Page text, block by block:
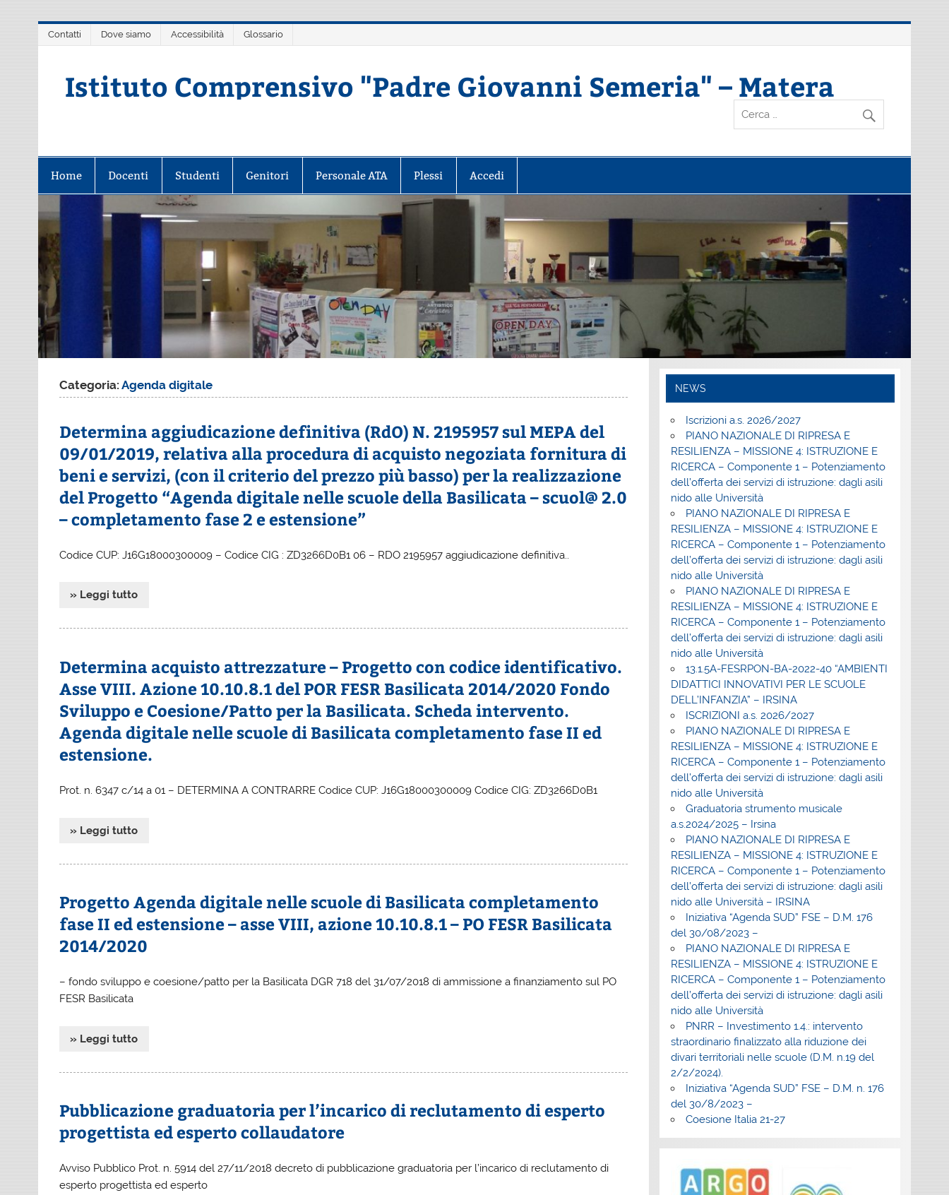
contenuto
Contatti Dove siamo Accessibilità Glossario
Istituto Comprensivo "Padre Giovanni Semeria" – Matera
Home Docenti Studenti Genitori Personale ATA Plessi Accedi
Categoria:Agenda digitale
Determina aggiudicazione definitiva (RdO) N. 2195957 sul MEPA del
09/01/2019, relativa alla procedura di acquisto negoziata fornitura di
beni e servizi, (con il criterio del prezzo più basso) per la realizzazione
del Progetto “Agenda digitale nelle scuole della Basilicata – scuol@ 2.0
– completamento fase 2 e estensione”
Codice CUP: J16G18000300009 – Codice CIG : ZD3266D0B1 06 – RDO 2195957 aggiudicazione definitiva..
» Leggi tutto
Determina acquisto attrezzature – Progetto con codice identificativo.
Asse VIII. Azione 10.10.8.1 del POR FESR Basilicata 2014/2020 Fondo
Sviluppo e Coesione/Patto per la Basilicata. Scheda intervento.
Agenda digitale nelle scuole di Basilicata completamento fase II ed
estensione.
Prot. n. 6347 c/14 a 01 – DETERMINA A CONTRARRE Codice CUP: J16G18000300009 Codice CIG: ZD3266D0B1
» Leggi tutto
Progetto Agenda digitale nelle scuole di Basilicata completamento
fase II ed estensione – asse VIII, azione 10.10.8.1 – PO FESR Basilicata
2014/2020
– fondo sviluppo e coesione/patto per la Basilicata DGR 718 del 31/07/2018 di ammissione a finanziamento sul PO
FESR Basilicata
» Leggi tutto
Pubblicazione graduatoria per l’incarico di reclutamento di esperto
progettista ed esperto collaudatore
Avviso Pubblico Prot. n. 5914 del 27/11/2018 decreto di pubblicazione graduatoria per l’incarico di reclutamento di
esperto progettista ed esperto
NEWS
Iscrizioni a.s. 2026/2027
PIANO NAZIONALE DI RIPRESA E
RESILIENZA – MISSIONE 4: ISTRUZIONE E
RICERCA – Componente 1 – Potenziamento
dell’offerta dei servizi di istruzione: dagli asili
nido alle Università
PIANO NAZIONALE DI RIPRESA E
RESILIENZA – MISSIONE 4: ISTRUZIONE E
RICERCA – Componente 1 – Potenziamento
dell’offerta dei servizi di istruzione: dagli asili
nido alle Università
PIANO NAZIONALE DI RIPRESA E
RESILIENZA – MISSIONE 4: ISTRUZIONE E
RICERCA – Componente 1 – Potenziamento
dell’offerta dei servizi di istruzione: dagli asili
nido alle Università
13.1.5A-FESRPON-BA-2022-40 “AMBIENTI
DIDATTICI INNOVATIVI PER LE SCUOLE
DELL’INFANZIA” – IRSINA
ISCRIZIONI a.s. 2026/2027
PIANO NAZIONALE DI RIPRESA E
RESILIENZA – MISSIONE 4: ISTRUZIONE E
RICERCA – Componente 1 – Potenziamento
dell’offerta dei servizi di istruzione: dagli asili
nido alle Università
Graduatoria strumento musicale
a.s.2024/2025 – Irsina
PIANO NAZIONALE DI RIPRESA E
RESILIENZA – MISSIONE 4: ISTRUZIONE E
RICERCA – Componente 1 – Potenziamento
dell’offerta dei servizi di istruzione: dagli asili
nido alle Università – IRSINA
Iniziativa “Agenda SUD” FSE – D.M. 176
del 30/08/2023 –
PIANO NAZIONALE DI RIPRESA E
RESILIENZA – MISSIONE 4: ISTRUZIONE E
RICERCA – Componente 1 – Potenziamento
dell’offerta dei servizi di istruzione: dagli asili
nido alle Università
PNRR – Investimento 1.4.: intervento
straordinario finalizzato alla riduzione dei
divari territoriali nelle scuole (D.M. n.19 del
2/2/2024).
Iniziativa “Agenda SUD” FSE – D.M. n. 176
del 30/8/2023 –
Coesione Italia 21-27